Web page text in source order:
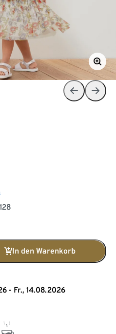
In den Warenkorb
- Fr., 14.08.2026